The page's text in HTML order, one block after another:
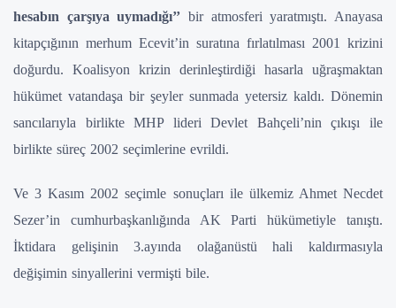
hesabın çarşıya uymadığı’’ bir atmosferi yaratmıştı. Anayasa
kitapçığının merhum Ecevit’in suratına fırlatılması 2001 krizini
doğurdu. Koalisyon krizin derinleştirdiği hasarla uğraşmaktan
hükümet vatandaşa bir şeyler sunmada yetersiz kaldı. Dönemin
sancılarıyla birlikte MHP lideri Devlet Bahçeli’nin çıkışı ile
birlikte süreç 2002 seçimlerine evrildi.
Ve 3 Kasım 2002 seçimle sonuçları ile ülkemiz Ahmet Necdet
Sezer’in cumhurbaşkanlığında AK Parti hükümetiyle tanıştı.
İktidara gelişinin 3.ayında olağanüstü hali kaldırmasıyla
değişimin sinyallerini vermişti bile.